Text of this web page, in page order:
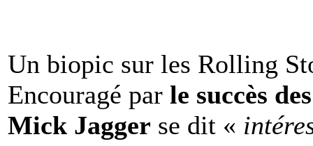
Un biopic sur les Rolling
Encouragé par le succès
Mick Jagger se dit «